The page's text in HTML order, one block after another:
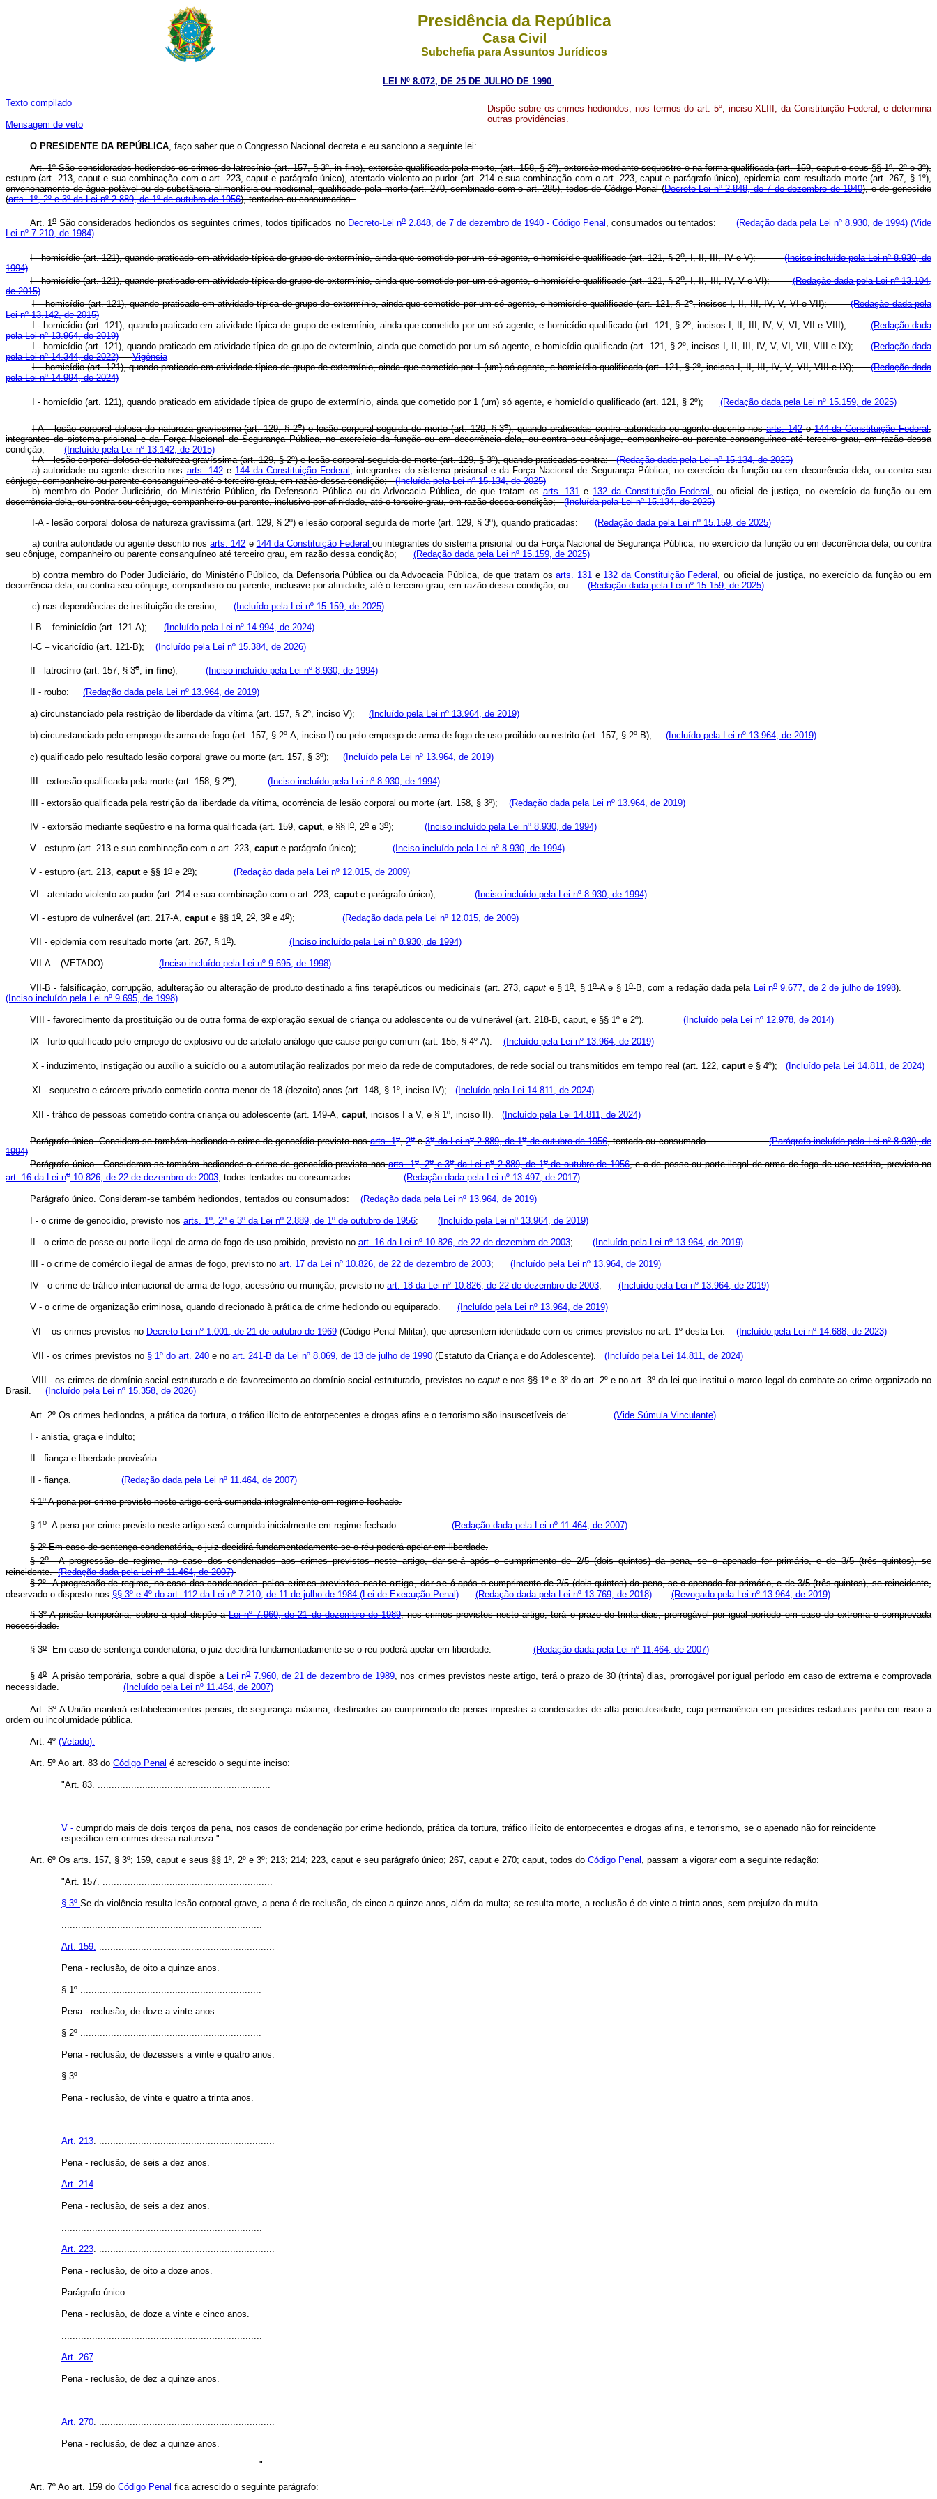
Presidência da República
Casa Civil
Subchefia para Assuntos Jurídicos
LEI Nº 8.072, DE 25 DE JULHO DE 1990.
Texto compilado
Mensagem de veto
Dispõe sobre os crimes hediondos, nos termos do art. 5º, inciso XLIII, da Constituição Federal, e determina
outras providências.
O PRESIDENTE DA REPÚBLICA, faço saber que o Congresso Nacional decreta e eu sanciono a seguinte lei:
Art. 1º São considerados hediondos os crimes de latrocínio (art. 157, § 3º, in fine), extorsão qualificada pela morte, (art. 158, § 2º), extorsão mediante seqüestro e na forma qualificada (art. 159, caput e seus §§ 1º, 2º e 3º),
estupro (art. 213, caput e sua combinação com o art. 223, caput e parágrafo único), atentado violento ao pudor (art. 214 e sua combinação com o art. 223, caput e parágrafo único), epidemia com resultado morte (art. 267, § 1º),
envenenamento de água potável ou de substância alimentícia ou medicinal, qualificado pela morte (art. 270, combinado com o art. 285), todos do Código Penal (Decreto-Lei nº 2.848, de 7 de dezembro de 1940), e de genocídio
(arts. 1º, 2º e 3º da Lei nº 2.889, de 1º de outubro de 1956), tentados ou consumados.
Art. 1o São considerados hediondos os seguintes crimes, todos tipificados no Decreto-Lei no2.848, de 7 de dezembro de 1940 - Código Penal , consumados ou tentados: (Redação dada pela Lei nº 8.930, de 1994) (Vide
Lei nº 7.210, de 1984)
I - homicídio (art. 121), quando praticado em atividade típica de grupo de extermínio, ainda que cometido por um só agente, e homicídio qualificado (art. 121, § 2o, I, II, III, IV e V);(Inciso incluído pela Lei nº 8.930, de
1994)
I - homicídio (art. 121), quando praticado em atividade típica de grupo de extermínio, ainda que cometido por um só agente, e homicídio qualificado (art. 121, § 2o, I, II, III, IV, V e VI);
(Redação dada pela Lei nº 13.104,
de 2015)
I – homicídio (art. 121), quando praticado em atividade típica de grupo de extermínio, ainda que cometido por um só agente, e homicídio qualificado (art. 121, § 2o, incisos I, II, III, IV, V, VI e VII);(Redação dada pela
Lei nº 13.142, de 2015)
I - homicídio (art. 121), quando praticado em atividade típica de grupo de extermínio, ainda que cometido por um só agente, e homicídio qualificado (art. 121, § 2º, incisos I, II, III, IV, V, VI, VII e VIII);(Redação dada
pela Lei nº 13.964, de 2019)
I - homicídio (art. 121), quando praticado em atividade típica de grupo de extermínio, ainda que cometido por um só agente, e homicídio qualificado (art. 121, § 2º, incisos I, II, III, IV, V, VI, VII, VIII e IX);(Redação dada
pela Lei nº 14.344, de 2022)
Vigência
I – homicídio (art. 121), quando praticado em atividade típica de grupo de extermínio, ainda que cometido por 1 (um) só agente, e homicídio qualificado (art. 121, § 2º, incisos I, II, III, IV, V, VII, VIII e IX);(Redação dada
pela Lei nº 14.994, de 2024)
I - homicídio (art. 121), quando praticado em atividade típica de grupo de extermínio, ainda que cometido por 1 (um) só agente, e homicídio qualificado (art. 121, § 2º); (Redação dada pela Lei nº 15.159, de 2025)
I-A – lesão corporal dolosa de natureza gravíssima (art. 129, § 2o) e lesão corporal seguida de morte (art. 129, § 3o), quando praticadas contra autoridade ou agente descrito nosarts. 142 e144 da Constituição Federal,
integrantes do sistema prisional e da Força Nacional de Segurança Pública, no exercício da função ou em decorrência dela, ou contra seu cônjuge, companheiro ou parente consanguíneo até terceiro grau, em razão dessa
condição;(Incluído pela Lei nº 13.142, de 2015)
I-A – lesão corporal dolosa de natureza gravíssima (art. 129, § 2º) e lesão corporal seguida de morte (art. 129, § 3º), quando praticadas contra:(Redação dada pela Lei nº 15.134, de 2025)
a) autoridade ou agente descrito nosarts. 142e144 da Constituição Federal,integrantes do sistema prisional e da Força Nacional de Segurança Pública, no exercício da função ou em decorrência dela, ou contra seu
cônjuge, companheiro ou parente consanguíneo até o terceiro grau, em razão dessa condição;
(Incluída pela Lei nº 15.134, de 2025)
b) membro do Poder Judiciário, do Ministério Público, da Defensoria Pública ou da Advocacia Pública, de que tratam osarts. 131e132 da Constituição Federal,ou oficial de justiça, no exercício da função ou em
decorrência dela, ou contra seu cônjuge, companheiro ou parente, inclusive por afinidade, até o terceiro grau, em razão dessa condição;
(Incluída pela Lei nº 15.134, de 2025)
I-A - lesão corporal dolosa de natureza gravíssima (art. 129, § 2º) e lesão corporal seguida de morte (art. 129, § 3º), quando praticadas: (Redação dada pela Lei nº 15.159, de 2025)
a) contra autoridade ou agente descrito nosarts. 142 e 144 da Constituição Federal ou integrantes do sistema prisional ou da Força Nacional de Segurança Pública, no exercício da função ou em decorrência dela, ou contra
seu cônjuge, companheiro ou parente consanguíneo até terceiro grau, em razão dessa condição; (Redação dada pela Lei nº 15.159, de 2025)
b) contra membro do Poder Judiciário, do Ministério Público, da Defensoria Pública ou da Advocacia Pública, de que tratam osarts. 131 e 132 da Constituição Federal
, ou oficial de justiça, no exercício da função ou em
decorrência dela, ou contra seu cônjuge, companheiro ou parente, inclusive por afinidade, até o terceiro grau, em razão dessa condição; ou (Redação dada pela Lei nº 15.159, de 2025)
c) nas dependências de instituição de ensino; (Incluído pela Lei nº 15.159, de 2025)
I-B – feminicídio (art. 121-A); (Incluído pela Lei nº 14.994, de 2024)
I-C – vicaricídio (art. 121-B); (Incluído pela Lei nº 15.384, de 2026)
II - latrocínio (art. 157, § 3o,in fine);(Inciso incluído pela Lei nº 8.930, de 1994)
II - roubo: (Redação dada pela Lei nº 13.964, de 2019)
a) circunstanciado pela restrição de liberdade da vítima (art. 157, § 2º, inciso V); (Incluído pela Lei nº 13.964, de 2019)
b) circunstanciado pelo emprego de arma de fogo (art. 157, § 2º-A, inciso I) ou pelo emprego de arma de fogo de uso proibido ou restrito (art. 157, § 2º-B); (Incluído pela Lei nº 13.964, de 2019)
c) qualificado pelo resultado lesão corporal grave ou morte (art. 157, § 3º); (Incluído pela Lei nº 13.964, de 2019)
III - extorsão qualificada pela morte (art. 158, § 2o);(Inciso incluído pela Lei nº 8.930, de 1994)
III - extorsão qualificada pela restrição da liberdade da vítima, ocorrência de lesão corporal ou morte (art. 158, § 3º); (Redação dada pela Lei nº 13.964, de 2019)
IV - extorsão mediante seqüestro e na forma qualificada (art. 159, caput, e §§ l o, 2o e 3o); (Inciso incluído pela Lei nº 8.930, de 1994)
V - estupro (art. 213 e sua combinação com o art. 223,capute parágrafo único);(Inciso incluído pela Lei nº 8.930, de 1994)
V - estupro (art. 213, caput e §§ 1o e 2o); (Redação dada pela Lei nº 12.015, de 2009)
VI - atentado violento ao pudor (art. 214 e sua combinação com o art. 223,capute parágrafo único);(Inciso incluído pela Lei nº 8.930, de 1994)
VI - estupro de vulnerável (art. 217-A, caput e §§ 1 o , 2o , 3o e 4o); (Redação dada pela Lei nº 12.015, de 2009)
VII - epidemia com resultado morte (art. 267, § 1o). (Inciso incluído pela Lei nº 8.930, de 1994)
VII-A – (VETADO) (Inciso incluído pela Lei nº 9.695, de 1998)
VII-B - falsificação, corrupção, adulteração ou alteração de produto destinado a fins terapêuticos ou medicinais (art. 273,caput e § 1o, § 1o-A e § 1o-B, com a redação dada pela Lei no 9.677, de 2 de julho de 1998).
(Inciso incluído pela Lei nº 9.695, de 1998)
VIII - favorecimento da prostituição ou de outra forma de exploração sexual de criança ou adolescente ou de vulnerável (art. 218-B, caput, e §§ 1º e 2º). (Incluído pela Lei nº 12.978, de 2014)
IX - furto qualificado pelo emprego de explosivo ou de artefato análogo que cause perigo comum (art. 155, § 4º-A). (Incluído pela Lei nº 13.964, de 2019)
X - induzimento, instigação ou auxílio a suicídio ou a automutilação realizados por meio da rede de computadores, de rede social ou transmitidos em tempo real (art. 122, capute § 4º); (Incluído pela Lei 14.811, de 2024)
XI - sequestro e cárcere privado cometido contra menor de 18 (dezoito) anos (art. 148, § 1º, inciso IV); (Incluído pela Lei 14.811, de 2024)
XII - tráfico de pessoas cometido contra criança ou adolescente (art. 149-A, caput, incisos I a V, e § 1º, inciso II). (Incluído pela Lei 14.811, de 2024)
Parágrafo único. Considera-se também hediondo o crime de genocídio previsto nosarts. 1o,2oe3oda Lei no2.889, de 1ode outubro de 1956, tentado ou consumado.(Parágrafo incluído pela Lei nº 8.930, de
1994)
Parágrafo único. Consideram-se também hediondos o crime de genocídio previsto nosarts. 1o, 2oe 3oda Lei no2.889, de 1ode outubro de 1956, e o de posse ou porte ilegal de arma de fogo de uso restrito, previsto no
art. 16 da Lei no10.826, de 22 de dezembro de 2003, todos tentados ou consumados.(Redação dada pela Lei nº 13.497, de 2017)
Parágrafo único. Consideram-se também hediondos, tentados ou consumados: (Redação dada pela Lei nº 13.964, de 2019)
I - o crime de genocídio, previsto nos arts. 1º, 2º e 3º da Lei nº 2.889, de 1º de outubro de 1956; (Incluído pela Lei nº 13.964, de 2019)
II - o crime de posse ou porte ilegal de arma de fogo de uso proibido, previsto no art. 16 da Lei nº 10.826, de 22 de dezembro de 2003; (Incluído pela Lei nº 13.964, de 2019)
III - o crime de comércio ilegal de armas de fogo, previsto no art. 17 da Lei nº 10.826, de 22 de dezembro de 2003; (Incluído pela Lei nº 13.964, de 2019)
IV - o crime de tráfico internacional de arma de fogo, acessório ou munição, previsto no art. 18 da Lei nº 10.826, de 22 de dezembro de 2003; (Incluído pela Lei nº 13.964, de 2019)
V - o crime de organização criminosa, quando direcionado à prática de crime hediondo ou equiparado. (Incluído pela Lei nº 13.964, de 2019)
VI – os crimes previstos no Decreto-Lei nº 1.001, de 21 de outubro de 1969(Código Penal Militar), que apresentem identidade com os crimes previstos no art. 1º desta Lei. (Incluído pela Lei nº 14.688, de 2023)
VII - os crimes previstos no § 1º do art. 240e no art. 241-B da Lei nº 8.069, de 13 de julho de 1990(Estatuto da Criança e do Adolescente). (Incluído pela Lei 14.811, de 2024)
VIII - os crimes de domínio social estruturado e de favorecimento ao domínio social estruturado, previstos nocaput e nos §§ 1º e 3º do art. 2º e no art. 3º da lei que institui o marco legal do combate ao crime organizado no
Brasil. (Incluído pela Lei nº 15.358, de 2026)
Art. 2º Os crimes hediondos, a prática da tortura, o tráfico ilícito de entorpecentes e drogas afins e o terrorismo são insuscetíveis de: (Vide Súmula Vinculante)
I - anistia, graça e indulto;
II - fiança e liberdade provisória.
II - fiança. (Redação dada pela Lei nº 11.464, de 2007)
§ 1º A pena por crime previsto neste artigo será cumprida integralmente em regime fechado.
§ 1o A pena por crime previsto neste artigo será cumprida inicialmente em regime fechado. (Redação dada pela Lei nº 11.464, de 2007)
§ 2º Em caso de sentença condenatória, o juiz decidirá fundamentadamente se o réu poderá apelar em liberdade.
§ 2oA progressão de regime, no caso dos condenados aos crimes previstos neste artigo, dar-se-á após o cumprimento de 2/5 (dois quintos) da pena, se o apenado for primário, e de 3/5 (três quintos), se
reincidente.(Redação dada pela Lei nº 11.464, de 2007)
§ 2º A progressão de regime, no caso doscondenados pelos crimes previstos neste artigo, dar-se-áapós o cumprimento de 2/5 (dois quintos) da pena, se o apenado for primário, e de 3/5 (três quintos), se reincidente,
observado o disposto nos§§ 3º e 4º do art. 112 da Lei nº 7.210, de 11 de julho de 1984 (Lei de Execução Penal). (Redação dada pela Lei nº 13.769, de 2018)
(Revogado pela Lei nº 13.964, de 2019)
§ 3º A prisão temporária, sobre a qual dispõe aLei nº 7.960, de 21 de dezembro de 1989, nos crimes previstos neste artigo, terá o prazo de trinta dias, prorrogável por igual período em caso de extrema e comprovada
necessidade.
§ 3o Em caso de sentença condenatória, o juiz decidirá fundamentadamente se o réu poderá apelar em liberdade. (Redação dada pela Lei nº 11.464, de 2007)
§ 4oA prisão temporária, sobre a qual dispõe a Lei no7.960, de 21 de dezembro de 1989, nos crimes previstos neste artigo, terá o prazo de 30 (trinta) dias, prorrogável por igual período em caso de extrema e comprovada
necessidade. (Incluído pela Lei nº 11.464, de 2007)
Art. 3º A União manterá estabelecimentos penais, de segurança máxima, destinados ao cumprimento de penas impostas a condenados de alta periculosidade, cuja permanência em presídios estaduais ponha em risco a
ordem ou incolumidade pública.
Art. 4º (Vetado).
Art. 5º Ao art. 83 do Código Penal é acrescido o seguinte inciso:
"Art. 83. ..............................................................
........................................................................
V -cumprido mais de dois terços da pena, nos casos de condenação por crime hediondo, prática da tortura, tráfico ilícito de entorpecentes e drogas afins, e terrorismo, se o apenado não for reincidente
específico em crimes dessa natureza."
Art. 6º Os arts. 157, § 3º; 159, caput e seus §§ 1º, 2º e 3º; 213; 214; 223, caput e seu parágrafo único; 267, caput e 270; caput, todos do Código Penal , passam a vigorar com a seguinte redação:
"Art. 157. .............................................................
§ 3º Se da violência resulta lesão corporal grave, a pena é de reclusão, de cinco a quinze anos, além da multa; se resulta morte, a reclusão é de vinte a trinta anos, sem prejuízo da multa.
........................................................................
Art. 159. ...............................................................
Pena - reclusão, de oito a quinze anos.
§ 1º .................................................................
Pena - reclusão, de doze a vinte anos.
§ 2º .................................................................
Pena - reclusão, de dezesseis a vinte e quatro anos.
§ 3º .................................................................
Pena - reclusão, de vinte e quatro a trinta anos.
........................................................................
Art. 213. ...............................................................
Pena - reclusão, de seis a dez anos.
Art. 214. ...............................................................
Pena - reclusão, de seis a dez anos.
........................................................................
Art. 223. ...............................................................
Pena - reclusão, de oito a doze anos.
Parágrafo único. ........................................................
Pena - reclusão, de doze a vinte e cinco anos.
........................................................................
Art. 267. ...............................................................
Pena - reclusão, de dez a quinze anos.
........................................................................
Art. 270. ...............................................................
Pena - reclusão, de dez a quinze anos.
......................................................................."
Art. 7º Ao art. 159 do Código Penal fica acrescido o seguinte parágrafo: